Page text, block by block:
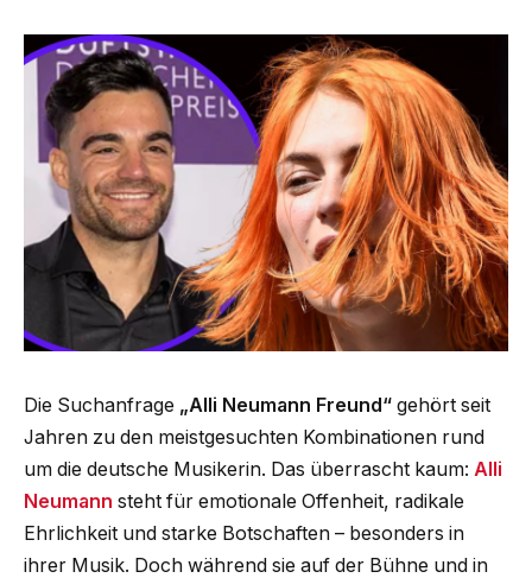
Die Suchanfrage „Alli Neumann Freund“ gehört seit
Jahren zu den meistgesuchten Kombinationen rund
um die deutsche Musikerin. Das überrascht kaum: Alli
Neumann steht für emotionale Offenheit, radikale
Ehrlichkeit und starke Botschaften – besonders in
ihrer Musik. Doch während sie auf der Bühne und in